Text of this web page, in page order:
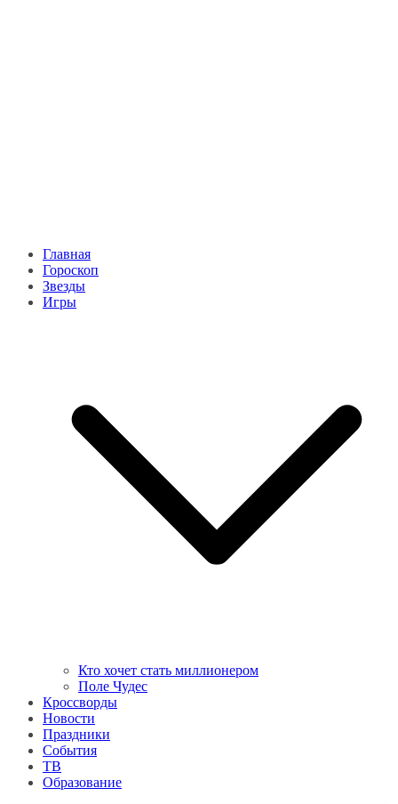
Главная
Гороскоп
Звезды
Игры
Кто хочет стать миллионером
Поле Чудес
Кроссворды
Новости
Праздники
События
ТВ
Образование